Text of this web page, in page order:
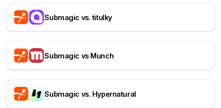
Submagic vs. titulky
Submagic vs Munch
Submagic vs. Hypernatural